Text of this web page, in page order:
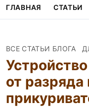
ГЛАВНАЯ СТАТЬИ
ВСЕ СТАТЬИ БЛОГА
от разряда